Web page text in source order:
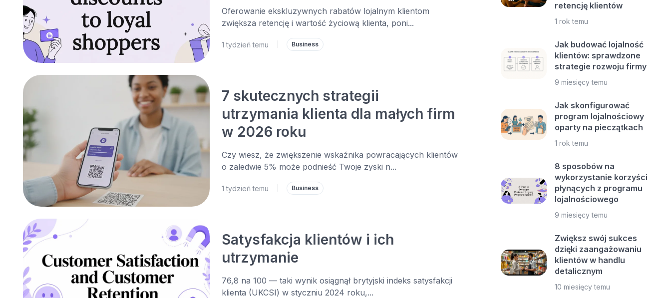
Oferowanie ekskluzywnych rabatów lojalnym klientom
zwiększa retencję i wartość życiową klienta, poni...
1 tydzień temu Business
7 skutecznych strategii
utrzymania klienta dla małych firm
w 2026 roku
Czy wiesz, że zwiększenie wskaźnika powracających klientów
o zaledwie 5% może podnieść Twoje zyski n...
1 tydzień temu Business
Satysfakcja klientów i ich
utrzymanie
76,8 na 100 — taki wynik osiągnął brytyjski indeks satysfakcji
klienta (UKCSI) w styczniu 2024 roku,...
retencję klientów
1 rok temu
Jak budować lojalność
klientów: sprawdzone
strategie rozwoju firmy
9 miesięcy temu
Jak skonfigurować
program lojalnościowy
oparty na pieczątkach
1 rok temu
8 sposobów na
wykorzystanie korzyści
płynących z programu
lojalnościowego
9 miesięcy temu
Zwiększ swój sukces
dzięki zaangażowaniu
klientów w handlu
detalicznym
10 miesięcy temu